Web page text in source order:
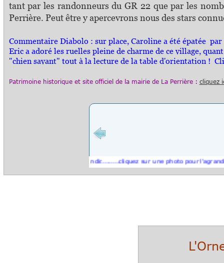
tant par les randonneurs du GR 22 que par les
Perrière. Peut être y apercevrons nous des stars
Commentaire Diabolo : sur place, Caroline a été épatée
Eric a adoré les ruelles pleine de charme de ce village,
"chien savant" tout à la lecture de la table d'orientation !
Patrimoine historique et site officiel de la mairie de La Perrière: cliquez
une photo pour l'agrandir.........cliquez sur une photo pour